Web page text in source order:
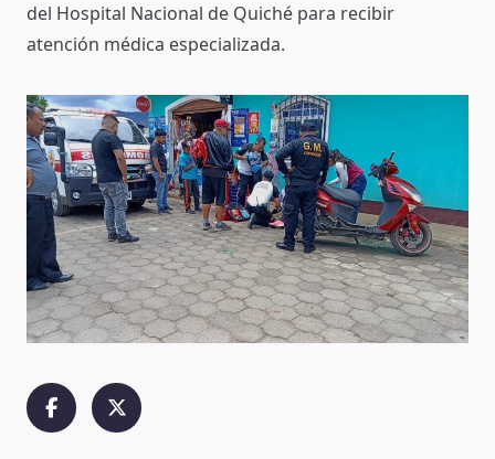
del Hospital Nacional de Quiché para recibir
atención médica especializada.